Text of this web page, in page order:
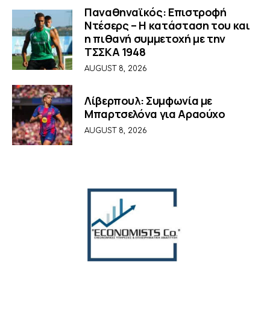
Παναθηναϊκός: Επιστροφή
Ντέσερς – Η κατάσταση του και
η πιθανή συμμετοχή με την
ΤΣΣΚΑ 1948
AUGUST 8, 2026
Λίβερπουλ: Συμφωνία με
Μπαρτσελόνα για Αραούχο
AUGUST 8, 2026